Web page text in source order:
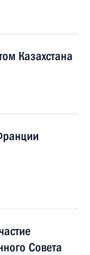
Казахстана
Совета